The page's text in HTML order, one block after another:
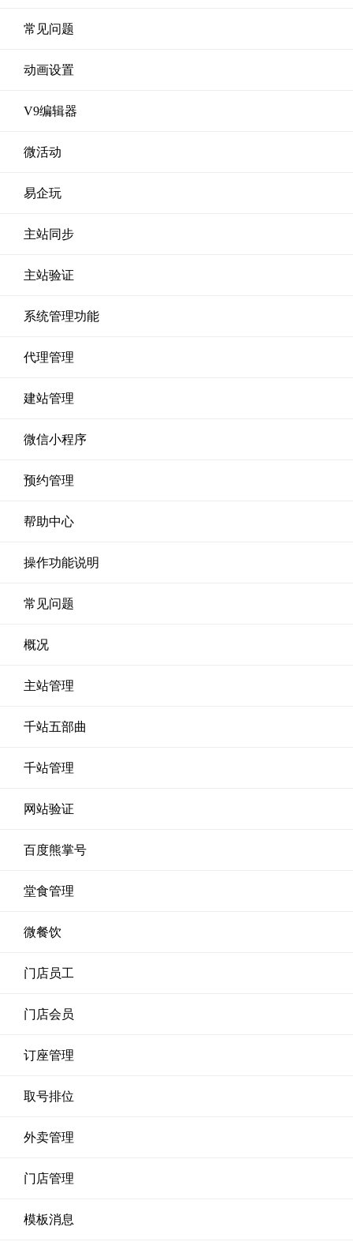
常见问题
动画设置
V9编辑器
微活动
易企玩
主站同步
主站验证
系统管理功能
代理管理
建站管理
微信小程序
预约管理
帮助中心
操作功能说明
常见问题
概况
主站管理
千站五部曲
千站管理
网站验证
百度熊掌号
堂食管理
微餐饮
门店员工
门店会员
订座管理
取号排位
外卖管理
门店管理
模板消息